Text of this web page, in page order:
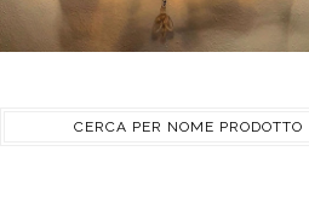
CERCA PER NOME PRODOTTO